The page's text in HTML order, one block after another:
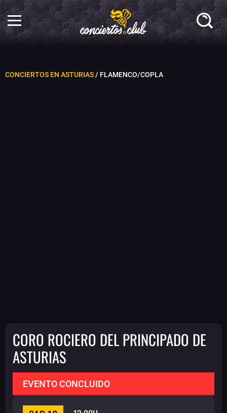
CONCIERTOS EN ASTURIAS/ FLAMENCO/COPLA
CORO ROCIERO DEL PRINCIPADO DE
ASTURIAS
EVENTO CONCLUIDO